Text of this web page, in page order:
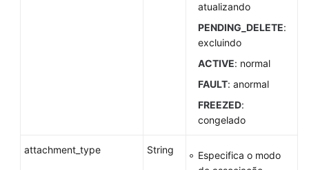
de
atualizando
PENDING_DELETE:
excluindo
ACTIVE: normal
FAULT: anormal
FREEZED:
congelado
attachment_type String
Especifica o modo